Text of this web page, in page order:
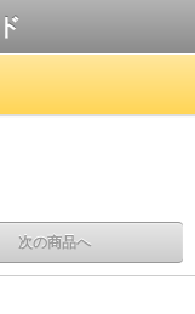
次の商品へ